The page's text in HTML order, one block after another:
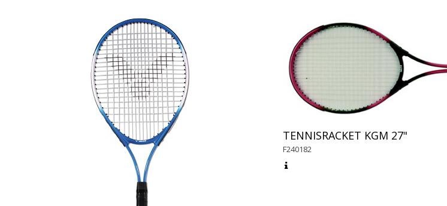
TENNISRACKET KGM 27"
F240182